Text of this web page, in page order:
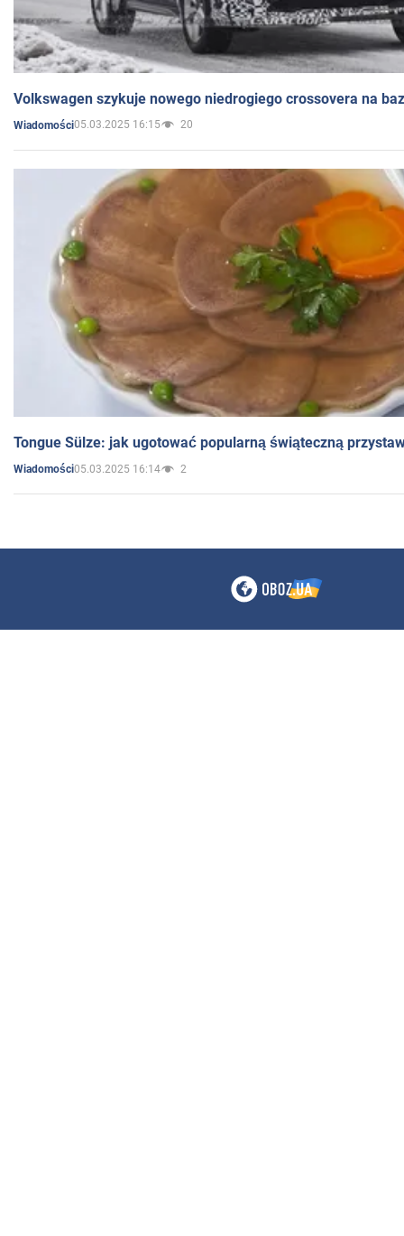
Volkswagen szykuje nowego niedrogiego crossovera na
Wiadomości05.03.2025 16:15 20
Tongue Sülze: jak ugotować popularną świąteczną
Wiadomości05.03.2025 16:14 2